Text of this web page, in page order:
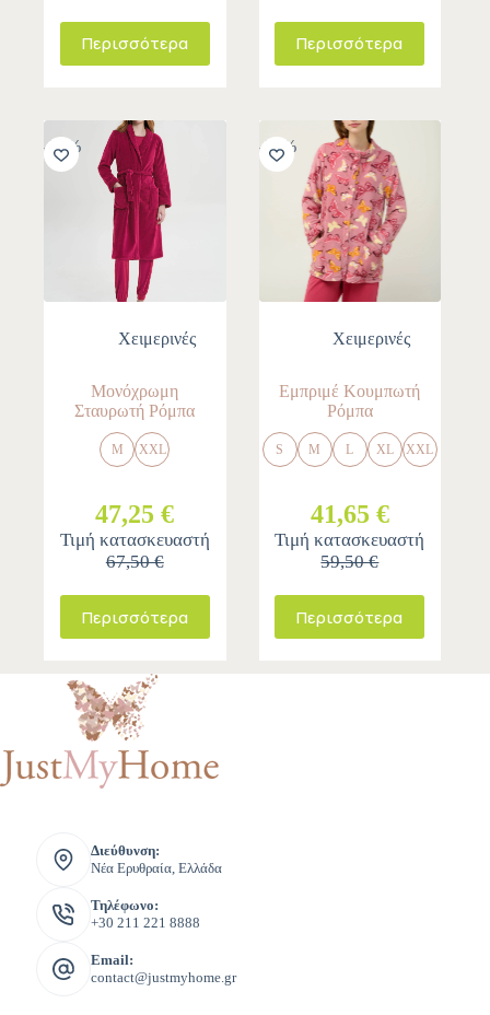
Περισσότερα Περισσότερα
-30%
Χειμερινές
Μονόχρωμη
Σταυρωτή Ρόμπα
M XXL
47,25 €
Τιμή κατασκευαστή
67,50 €
Περισσότερα
-30%
Χειμερινές
Εμπριμέ Κουμπωτή
Ρόμπα
S M L XL XXL
41,65 €
Τιμή κατασκευαστή
59,50 €
Περισσότερα
Διεύθυνση:
Νέα Ερυθραία, Ελλάδα
Τηλέφωνο:
+30 211 221 8888
Email:
contact@justmyhome.gr